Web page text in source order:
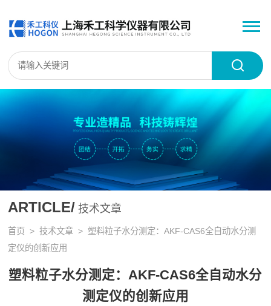
ARTICLE/ 技术文章
首页 >技术文章 > 塑料粒子水分测定：AKF-CAS6全自动水分测
定仪的创新应用
塑料粒子水分测定：AKF-CAS6全自动水分
测定仪的创新应用